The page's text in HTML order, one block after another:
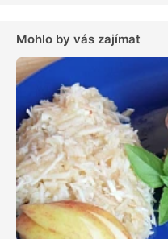
Mohlo by vás zajímat